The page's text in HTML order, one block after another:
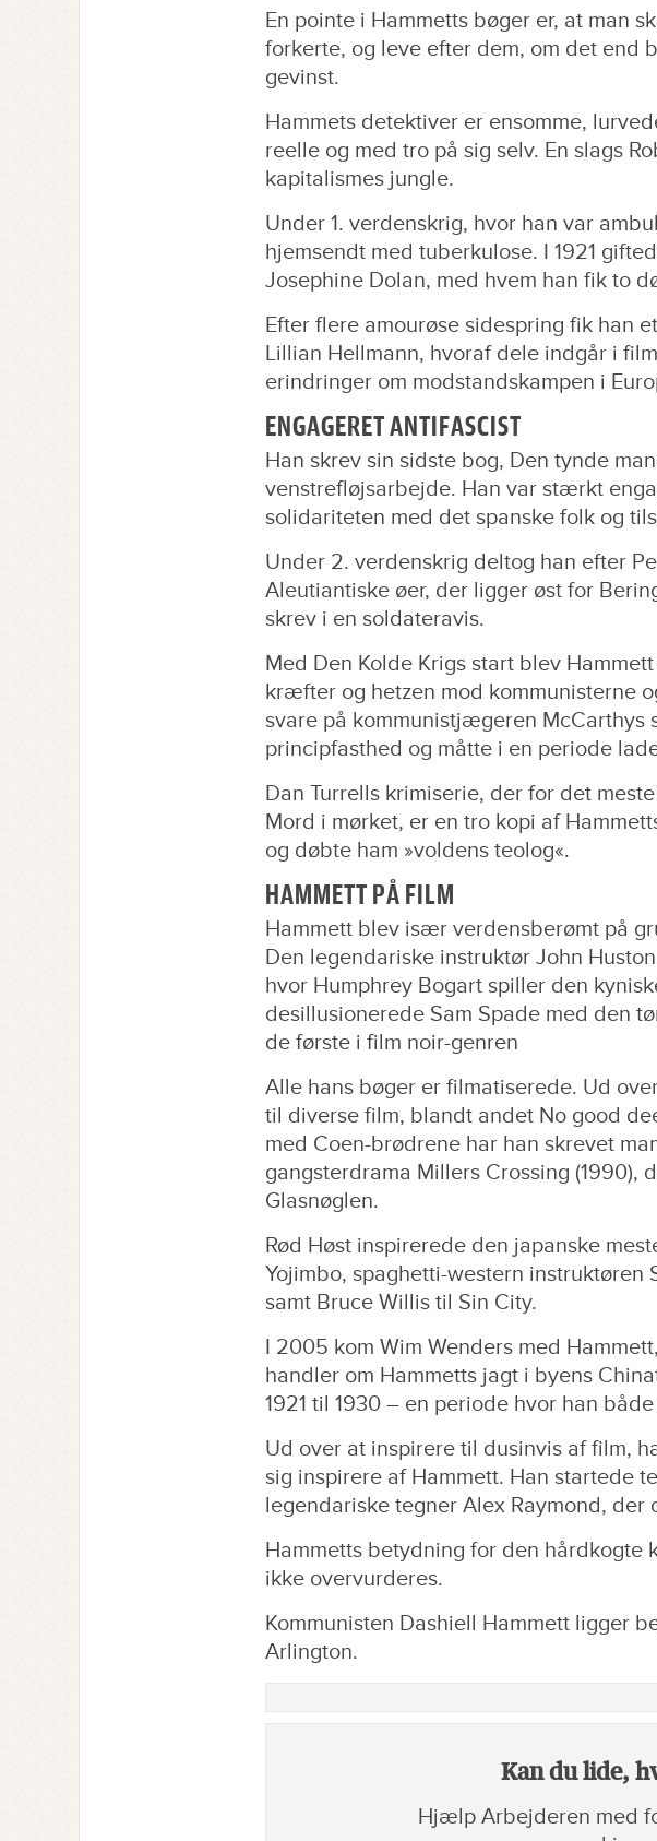
En pointe i Hammetts bøger er, at man
forkerte, og leve efter dem, om det end
gevinst.
Hammets detektiver er ensomme,
reelle og med tro på sig selv. En slags
kapitalismes jungle.
Under 1. verdenskrig, hvor han var
hjemsendt med tuberkulose. I 1921
Josephine Dolan, med hvem han fik to
Efter flere amourøse sidespring fik han
Lillian Hellmann, hvoraf dele indgår i
erindringer om modstandskampen i
ENGAGERET ANTIFASCIST
Han skrev sin sidste bog, Den tynde
venstrefløjsarbejde. Han var stærkt
solidariteten med det spanske folk og
Under 2. verdenskrig deltog han efter
Aleutiantiske øer, der ligger øst for
skrev i en soldateravis.
Med Den Kolde Krigs start blev
kræfter og hetzen mod kommunisterne
svare på kommunistjægeren
principfasthed og måtte i en periode
Dan Turrells krimiserie, der for det
Mord i mørket, er en tro kopi af
og døbte ham »voldens teolog«.
HAMMETT PÅ FILM
Hammett blev især verdensberømt på
Den legendariske instruktør John
hvor Humphrey Bogart spiller den
desillusionerede Sam Spade med den
de første i film noir-genren
Alle hans bøger er filmatiserede. Ud
til diverse film, blandt andet No good
med Coen-brødrene har han skrevet
gangsterdrama Millers Crossing (1990),
Glasnøglen.
Rød Høst inspirerede den japanske
Yojimbo, spaghetti-western
samt Bruce Willis til Sin City.
I 2005 kom Wim Wenders med
handler om Hammetts jagt i byens
1921 til 1930 – en periode hvor han
Ud over at inspirere til dusinvis af film,
sig inspirere af Hammett. Han startede
legendariske tegner Alex Raymond, der
Hammetts betydning for den hårdkogte
ikke overvurderes.
Kommunisten Dashiell Hammett ligger
Arlington.
Kan du lide,
Hjælp Arbejderen med